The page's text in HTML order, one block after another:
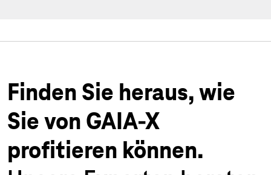
Finden Sie heraus, wie
Sie von GAIA-X
profitieren können.